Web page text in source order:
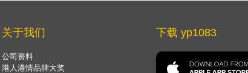
关于我们
公司资料
港人港情品牌大奖
下载 yp1083